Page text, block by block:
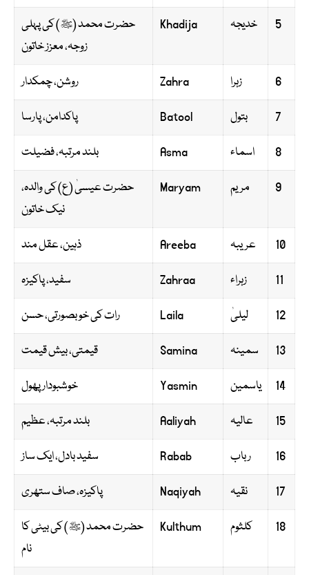
5 خدیجہ Khadija
حضرت محمد (ﷺ) کی پہلی
زوجہ، معزز خاتون
6 زہرا Zahra روشن، چمکدار
7 بتول Batool پاکدامن، پارسا
8 اسماء Asma بلند مرتبہ، فضیلت
9 مریم Maryam
حضرت عیسیٰ (ع) کی والدہ،
نیک خاتون
10 عریبہ Areeba ذہین، عقل مند
11 زہراء Zahraa سفید، پاکیزہ
12 لیلیٰ Laila رات کی خوبصورتی، حسن
13 سمینہ Samina قیمتی، بیش قیمت
14 یاسمین Yasmin خوشبودار پھول
15 عالیہ Aaliyah بلند مرتبہ، عظیم
16 رباب Rabab سفید بادل، ایک ساز
17 نقیہ Naqiyah پاکیزہ، صاف ستھری
18 کلثوم Kulthum
حضرت محمد (ﷺ) کی بیٹی کا
نام